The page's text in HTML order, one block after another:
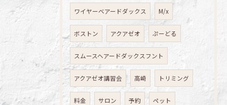
ワイヤーベアードダックス M/x
ボストン アクアゼオ ぷーどる
スムースヘアードダックスフント
アクアゼオ講習会 高崎 トリミング
料金 サロン 予約 ペット